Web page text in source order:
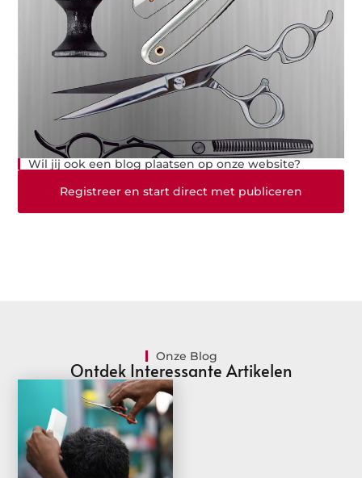
Wil jij ook een blog plaatsen op onze website?
Registreer en start direct met publiceren
Onze Blog
Ontdek Interessante Artikelen